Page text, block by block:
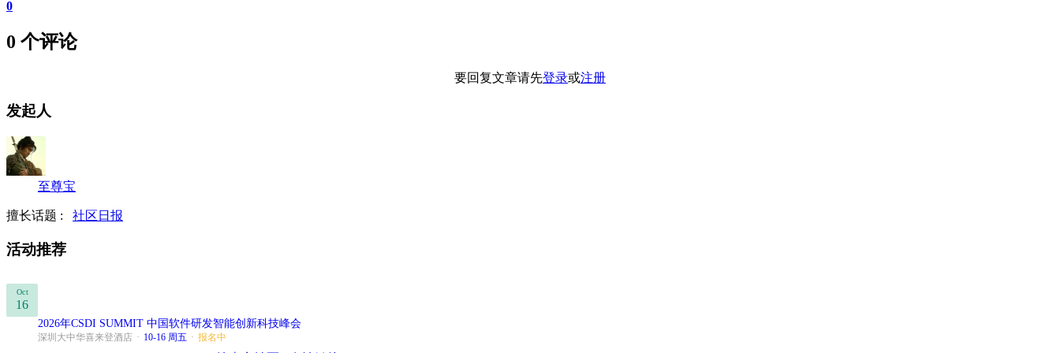
0
0 个评论
要回复文章请先登录或注册
发起人
至尊宝
擅长话题 : 社区日报
活动推荐
Oct
16
2026年CSDI SUMMIT 中国软件研发智能创新科技峰会
深圳大中华喜来登酒店 · 10-16 周五 · 报名中